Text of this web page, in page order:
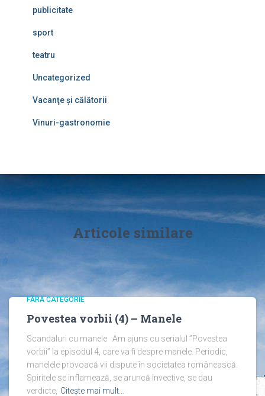
publicitate
sport
teatru
Uncategorized
Vacanţe şi călătorii
Vinuri-gastronomie
Articole similare
FĂRĂ CATEGORIE
Povestea vorbii (4) – Manele
Scandaluri cu manele Am ajuns cu serialul ”Povestea
vorbii” la episodul 4, care va fi despre manele. Periodic,
manelele provoacă vii dispute în societatea românească.
Spiritele se inflamează, se aruncă invective, se dau
verdicte, Citește mai mult…